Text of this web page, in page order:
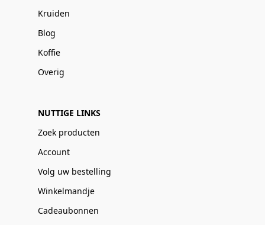
Kruiden
Blog
Koffie
Overig
NUTTIGE LINKS
Zoek producten
Account
Volg uw bestelling
Winkelmandje
Cadeaubonnen